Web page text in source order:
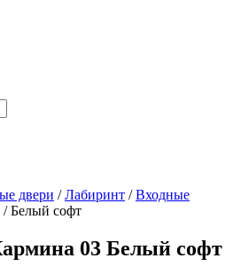
двери /Лабиринт /Входные
/ Белый софт
03 Белый софт